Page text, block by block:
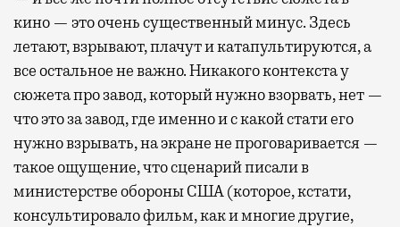
кино — это очень существенный минус. Здесь
летают, взрывают, плачут и катапультируются, а
все остальное не важно. Никакого контекста у
сюжета про завод, который нужно взорвать, нет —
что это за завод, где именно и с какой стати его
нужно взрывать, на экране не проговаривается —
такое ощущение, что сценарий писали в
министерстве обороны США (которое, кстати,
консультировало фильм, как и многие другие,